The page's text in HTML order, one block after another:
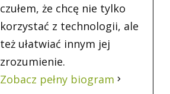
czułem, że chcę nie tylko
korzystać z technologii, ale
też ułatwiać innym jej
zrozumienie.
Zobacz pełny biogram